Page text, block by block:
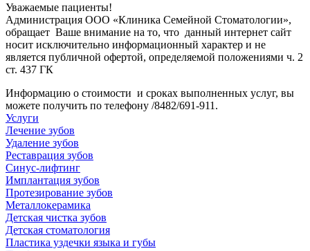
Уважаемые пациенты!
Администрация ООО «Клиника Семейной Стоматологии»,
обращает Ваше внимание на то, что данный интернет сайт
носит исключительно информационный характер и не
является публичной офертой, определяемой положениями ч. 2
ст. 437 ГК
Информацию о стоимости и сроках выполненных услуг, вы
можете получить по телефону /8482/691-911.
Услуги
Лечение зубов
Удаление зубов
Реставрация зубов
Синус-лифтинг
Имплантация зубов
Протезирование зубов
Металлокерамика
Детская чистка зубов
Детская стоматология
Пластика уздечки языка и губы